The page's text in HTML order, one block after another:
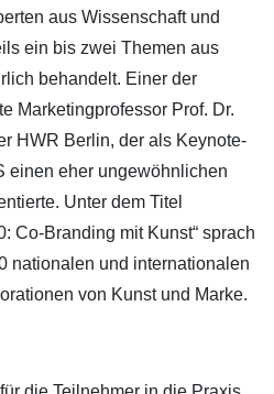
aus Wissenschaft und
ein bis zwei Themen aus
behandelt. Einer der
Marketingprofessor Prof. Dr.
HWR Berlin, der als Keynote-
einen eher ungewöhnlichen
Unter dem Titel
Co-Branding mit Kunst“ sprach
nationalen und internationalen
von Kunst und Marke.